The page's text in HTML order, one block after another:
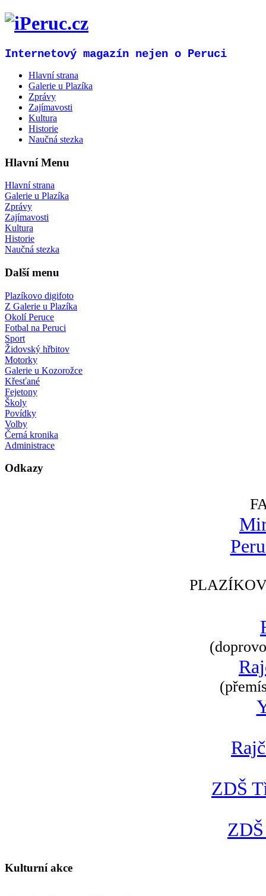
Internetový magazín nejen o Peruci
Hlavní strana
Galerie u Plazíka
Zprávy
Zajímavosti
Kultura
Historie
Naučná stezka
Hlavní Menu
Hlavní strana
Galerie u Plazíka
Zprávy
Zajímavosti
Kultura
Historie
Naučná stezka
Další menu
Plazíkovo digifoto
Z Galerie u Plazíka
Okolí Peruce
Fotbal na Peruci
Sport
Židovský hřbitov
Motorky
Galerie u Kozorožce
Křesťané
Fejetony
Školy
Povídky
Volby
Černá kronika
Administrace
Odkazy
ZDŠ
Kulturní akce